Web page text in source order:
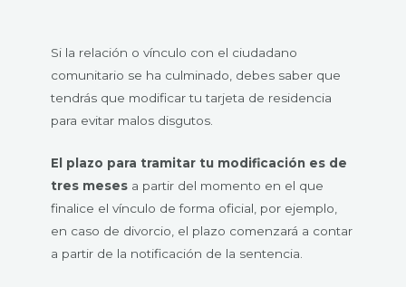
Si la relación o vínculo con el ciudadano
comunitario se ha culminado, debes saber que
tendrás que modificar tu tarjeta de residencia
para evitar malos disgutos.
El plazo para tramitar tu modificación es de
tres meses a partir del momento en el que
finalice el vínculo de forma oficial, por ejemplo,
en caso de divorcio, el plazo comenzará a contar
a partir de la notificación de la sentencia.